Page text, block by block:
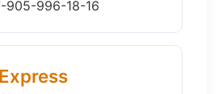
905-996-18-16